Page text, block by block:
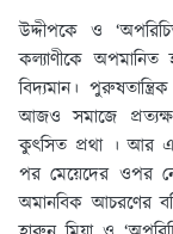
উদ্দীপকে ও
কল্যাণীকে
বিদ্যমান।
আজও সমাজে
কুৎসিত প্রথা । আর
পর মেয়েদের ওপর
অমানবিক আচরণের